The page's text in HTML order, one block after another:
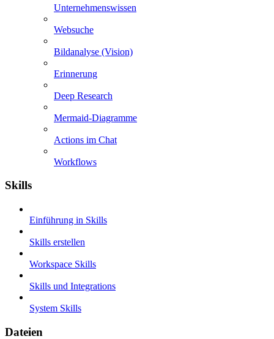
Unternehmenswissen
Websuche
Bildanalyse (Vision)
Erinnerung
Deep Research
Mermaid-Diagramme
Actions im Chat
Workflows
Skills
Einführung in Skills
Skills erstellen
Workspace Skills
Skills und Integrations
System Skills
Dateien